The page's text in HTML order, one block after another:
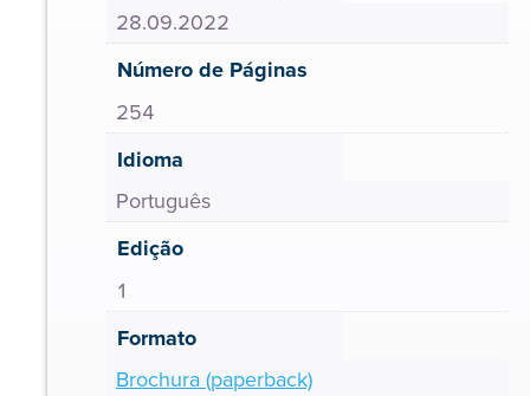
28.09.2022
Número de Páginas
254
Idioma
Português
Edição
1
Formato
Brochura (paperback)